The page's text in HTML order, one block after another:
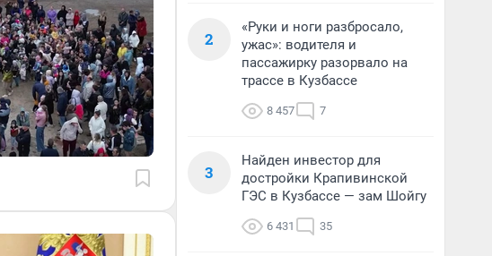
2
«Руки и ноги разбросало,
ужас»: водителя и
пассажирку разорвало на
трассе в Кузбассе
8 457 7
3
Найден инвестор для
достройки Крапивинской
ГЭС в Кузбассе — зам Шойгу
6 431 35